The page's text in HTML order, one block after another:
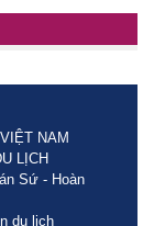
NAM
LỊCH
Sứ - Hoàn
du lịch